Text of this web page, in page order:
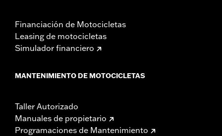
Financiación de Motocicletas
Leasing de motocicletas
Simulador financiero
MANTENIMIENTO DE MOTOCICLETAS
Taller Autorizado
Manuales de propietario
Programaciones de Mantenimiento